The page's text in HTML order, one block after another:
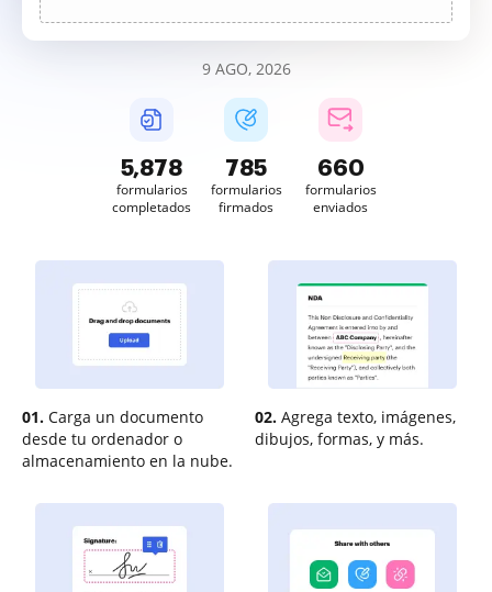
9 AGO, 2026
5,878
formularios
completados
785
formularios
firmados
660
formularios
enviados
01. Carga un documento
desde tu ordenador o
almacenamiento en la nube.
02. Agrega texto, imágenes,
dibujos, formas, y más.